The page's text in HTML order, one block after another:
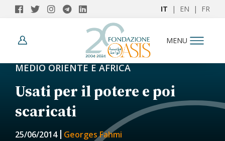
IT | EN | FR
MENU
MEDIO ORIENTE E AFRICA
Usati per il potere e poi
scaricati
25/06/2014 Georges Fahmi